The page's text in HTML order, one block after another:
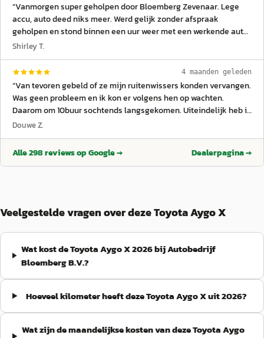
“Vanmorgen super geholpen door Bloemberg Zevenaar. Lege
accu, auto deed niks meer. Werd gelijk zonder afspraak
geholpen en stond binnen een uur weer met een werkende auto
buiten!!!”
Shirley T.
4 maanden geleden
“Van tevoren gebeld of ze mijn ruitenwissers konden vervangen.
Was geen probleem en ik kon er volgens hen op wachten.
Daarom om 10buur sochtends langsgekomen. Uiteindelijk heb ik
ruim 2 uur moeten wachten voordat ik geholpen werd zonder dat
houding bij de receptie kwam bovendien onverschillig over.
Alsof dat nog niet genoeg was, duurde het ook nog eens een
is de laatste keer. Reaktie garage: de volgende morgen heeft de
garage direct contact met ons opgenomen en zijn excuses
aangeboden. Ik waardeer dat de garage zelf contact heeft
opgenomen en openstaan voor intern onderzoek. Ik hoop dat de
garage intern goed zal kijken naar de planning en de
communicatie aan de balie, zodat dit bij andere klanten niet
meer gebeurt.”
Douwe Z.
Alle298reviews op Google → Dealerpagina →
Veelgestelde vragen over deze Toyota Aygo X
Wat kost de Toyota Aygo X 2026 bij Autobedrijf
Bloemberg B.V.?
Hoeveel kilometer heeft deze Toyota Aygo X uit 2026?
Wat zijn de maandelijkse kosten van deze Toyota Aygo